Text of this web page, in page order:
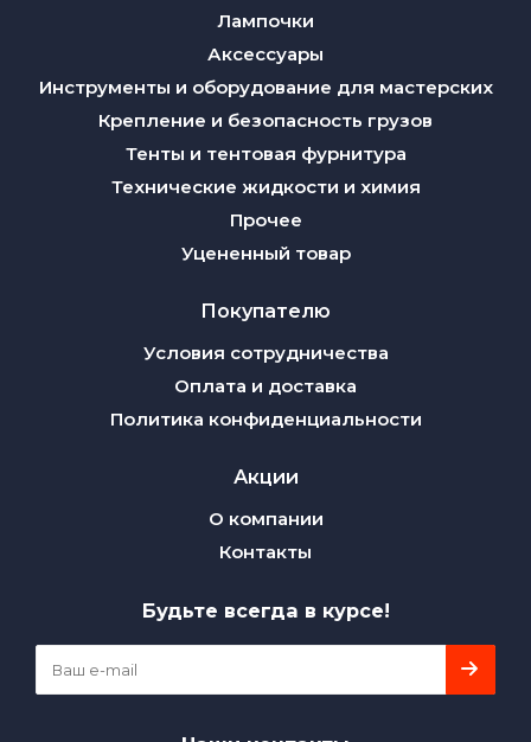
Лампочки
Аксессуары
Инструменты и оборудование для мастерских
Крепление и безопасность грузов
Тенты и тентовая фурнитура
Технические жидкости и химия
Прочее
Уцененный товар
Покупателю
Условия сотрудничества
Оплата и доставка
Политика конфиденциальности
Акции
О компании
Контакты
Будьте всегда в курсе!